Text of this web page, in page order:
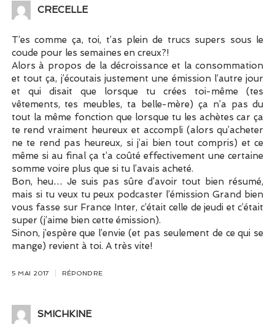
CRECELLE
T’es comme ça, toi, t’as plein de trucs supers sous le
coude pour les semaines en creux?!
Alors à propos de la décroissance et la consommation
et tout ça, j’écoutais justement une émission l’autre jour
et qui disait que lorsque tu crées toi-même (tes
vêtements, tes meubles, ta belle-mère) ça n’a pas du
tout la même fonction que lorsque tu les achètes car ça
te rend vraiment heureux et accompli (alors qu’acheter
ne te rend pas heureux, si j’ai bien tout compris) et ce
même si au final ça t’a coûté effectivement une certaine
somme voire plus que si tu l’avais acheté.
Bon, heu… Je suis pas sûre d’avoir tout bien résumé,
mais si tu veux tu peux podcaster l’émission Grand bien
vous fasse sur France Inter, c’était celle de jeudi et c’était
super (j’aime bien cette émission).
Sinon, j’espère que l’envie (et pas seulement de ce qui se
mange) revient à toi. A très vite!
5 MAI 2017 RÉPONDRE
SMICHKINE